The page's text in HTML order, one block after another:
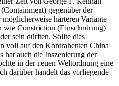
gegenüber der
härteren Variante
wie Constriction (Einschnürung)
sein dürften. Sollte dies
voll auf den Kontrahenten China
hat auch die Inszenierung der
in der neuen Weltordnung eine
darüber handelt das vorliegende